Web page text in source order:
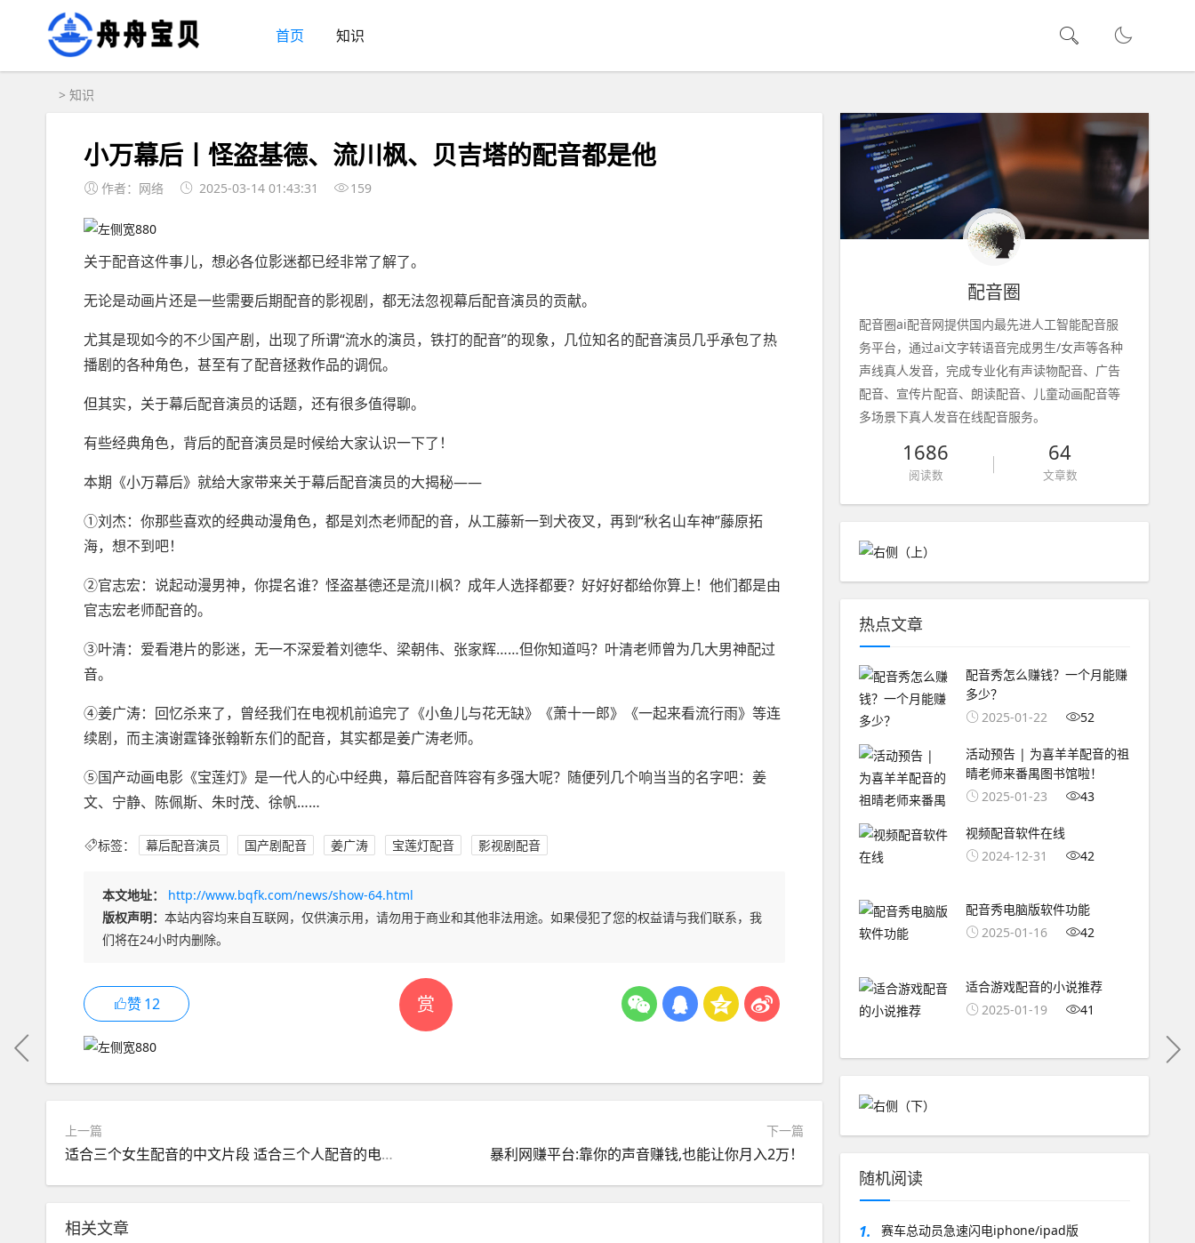
首页 知识
> 知识
小万幕后丨怪盗基德、流川枫、贝吉塔的配音都是他
作者：网络 2025-03-14 01:43:31 159
关于配音这件事儿，想必各位影迷都已经非常了解了。
无论是动画片还是一些需要后期配音的影视剧，都无法忽视幕后配音演员的贡献。
尤其是现如今的不少国产剧，出现了所谓“流水的演员，铁打的配音”的现象，几位知名的配音演员几乎承包了热
播剧的各种角色，甚至有了配音拯救作品的调侃。
但其实，关于幕后配音演员的话题，还有很多值得聊。
有些经典角色，背后的配音演员是时候给大家认识一下了！
本期《小万幕后》就给大家带来关于幕后配音演员的大揭秘——
①刘杰：你那些喜欢的经典动漫角色，都是刘杰老师配的音，从工藤新一到犬夜叉，再到“秋名山车神”藤原拓
海，想不到吧！
②官志宏：说起动漫男神，你提名谁？怪盗基德还是流川枫？成年人选择都要？好好好都给你算上！他们都是由
官志宏老师配音的。
③叶清：爱看港片的影迷，无一不深爱着刘德华、梁朝伟、张家辉……但你知道吗？叶清老师曾为几大男神配过
音。
④姜广涛：回忆杀来了，曾经我们在电视机前追完了《小鱼儿与花无缺》《萧十一郎》《一起来看流行雨》等连
续剧，而主演谢霆锋张翰靳东们的配音，其实都是姜广涛老师。
⑤国产动画电影《宝莲灯》是一代人的心中经典，幕后配音阵容有多强大呢？随便列几个响当当的名字吧：姜
文、宁静、陈佩斯、朱时茂、徐帆……
标签： 幕后配音演员 国产剧配音 姜广涛 宝莲灯配音 影视剧配音
赏
本文地址：
http://www.bqfk.com/news/show-64.html
版权声明： 本站内容均来自互联网，仅供演示用，请勿用于商业和其他非法用途。如果侵犯了您的权益请与我们联系，我
们将在24小时内删除。
赞12
上一篇
适合三个女生配音的中文片段 适合三个人配音的电影片段推荐
下一篇
暴利网赚平台:靠你的声音赚钱,也能让你月入2万！
相关文章
配音圈
配音圈ai配音网提供国内最先进人工智能配音服
务平台，通过ai文字转语音完成男生/女声等各种
声线真人发音，完成专业化有声读物配音、广告
配音、宣传片配音、朗读配音、儿童动画配音等
多场景下真人发音在线配音服务。
1686
阅读数
64
文章数
热点文章
配音秀怎么赚钱？一个月能赚
多少？
2025-01-22
52
活动预告 | 为喜羊羊配音的祖
晴老师来番禺图书馆啦！
2025-01-23
43
视频配音软件在线
2024-12-31
42
配音秀电脑版软件功能
2025-01-16
42
适合游戏配音的小说推荐
2025-01-19
41
随机阅读
1. 赛车总动员急速闪电iphone/ipad版